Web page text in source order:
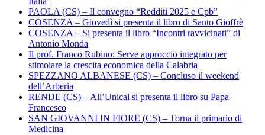
PAOLA (CS) – Il convegno “Redditi 2025 e Cpb”
COSENZA – Giovedì si presenta il libro di Santo Gioffrè
COSENZA – Si presenta il libro “Incontri ravvicinati” di
Antonio Monda
Il prof. Franco Rubino: Serve approccio integrato per
stimolare la crescita economica della Calabria
SPEZZANO ALBANESE (CS) – Concluso il weekend
dell’Arberia
RENDE (CS) – All’Unical si presenta il libro su Papa
Francesco
SAN GIOVANNI IN FIORE (CS) – Torna il primario di
Medicina